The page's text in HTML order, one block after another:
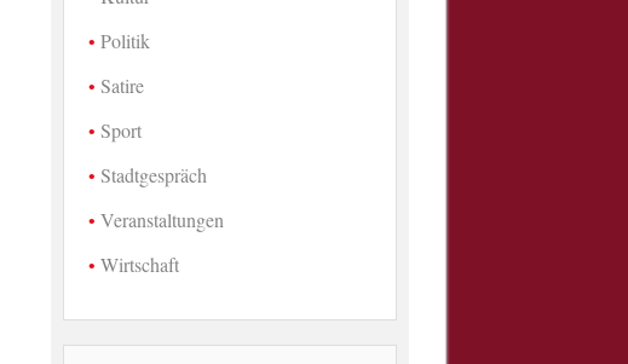
Politik
Satire
Sport
Stadtgespräch
Veranstaltungen
Wirtschaft